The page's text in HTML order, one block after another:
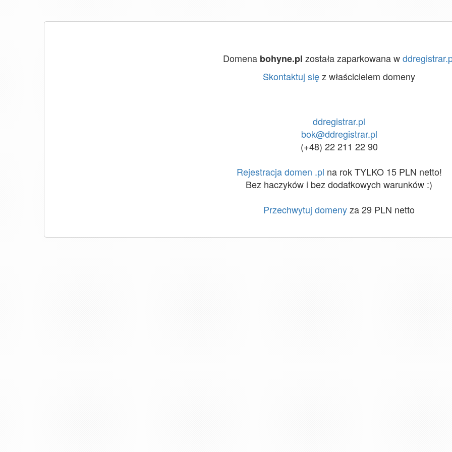
Domena bohyne.pl została zaparkowana w
Skontaktuj sięz właścicielem domeny
ddregistrar.pl
bok@ddregistrar.pl
(+48) 22 211 22 90
Rejestracja domen .pl na rok TYLKO 15 PLN netto!
Bez haczyków i bez dodatkowych warunków :)
Przechwytuj domenyza 29 PLN netto